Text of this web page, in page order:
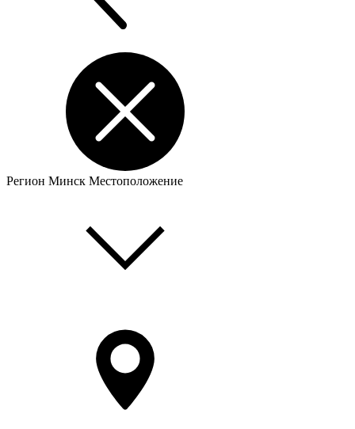
Регион Минск Местоположение